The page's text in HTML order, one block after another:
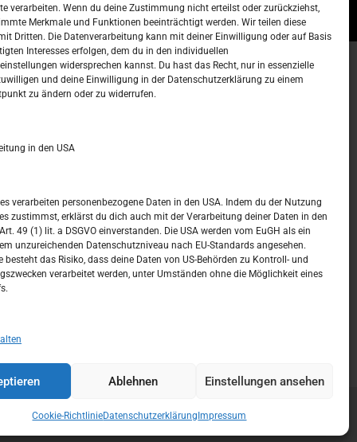
verarbeiten. Wenn du deine Zustimmung nicht erteilst oder zurückziehst,
Merkmale und Funktionen beeinträchtigt werden. Wir teilen diese
Dritten. Die Datenverarbeitung kann mit deiner Einwilligung oder auf Basis
Interesses erfolgen, dem du in den individuellen
widersprechen kannst. Du hast das Recht, nur in essenzielle
und deine Einwilligung in der Datenschutzerklärung zu einem
zu ändern oder zu widerrufen.
in den USA
verarbeiten personenbezogene Daten in den USA. Indem du der Nutzung
zustimmst, erklärst du dich auch mit der Verarbeitung deiner Daten in den
49 (1) lit. a DSGVO einverstanden. Die USA werden vom EuGH als ein
unzureichenden Datenschutzniveau nach EU-Standards angesehen.
besteht das Risiko, dass deine Daten von US-Behörden zu Kontroll- und
verarbeitet werden, unter Umständen ohne die Möglichkeit eines
Ablehnen Einstellungen ansehen
Cookie-RichtlinieDatenschutzerklärung Impressum
–
Kalendar
5 6 7 8 9 10 11
12 13 14 15 16 17
19 20 21 22 23 24 25